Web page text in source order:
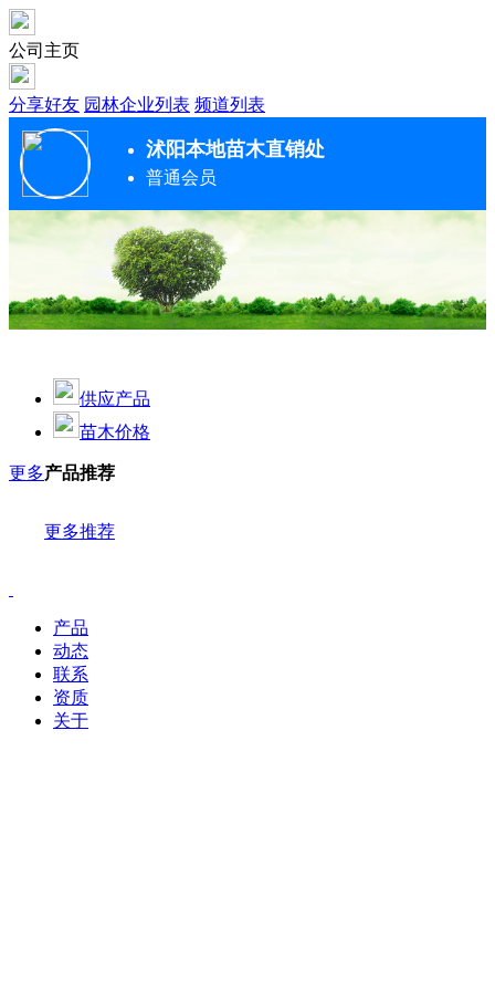
公司主页
分享好友 园林企业列表 频道列表
沭阳本地苗木直销处
普通会员
供应产品
苗木价格
更多产品推荐
更多推荐
产品
动态
联系
资质
关于